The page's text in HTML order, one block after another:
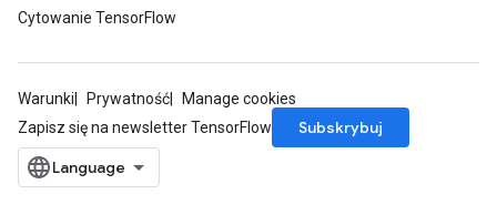
Cytowanie TensorFlow
Warunki Prywatność
Manage cookies
Zapisz się na newsletter TensorFlow
Subskrybuj